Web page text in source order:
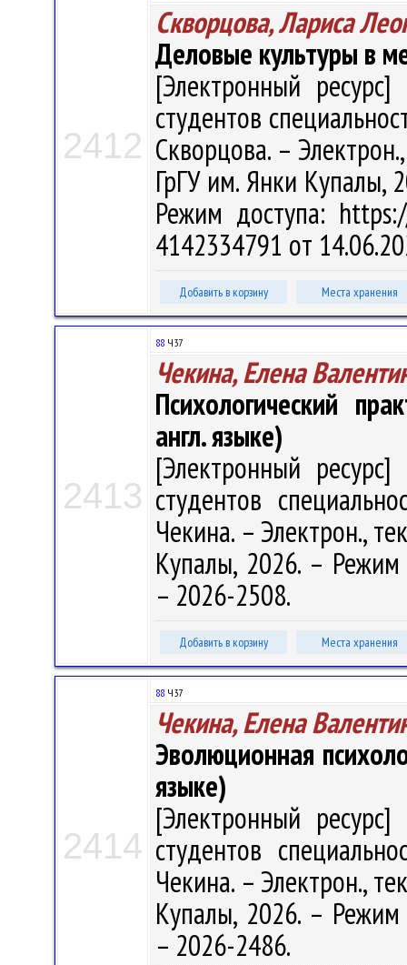
2412
Скворцова, Лариса
Деловые культуры в
[Электронный
студентов
Скворцова. –
ГрГУ им. Янки Купалы,
Режим доступа:
4142334791 от
Добавить в корзину Места хранения
2413
88 Ч37
Чекина, Елена
Психологический
англ. языке)
[Электронный
студентов
Чекина. – Электрон.,
Купалы, 2026. –
– 2026-2508.
Добавить в корзину Места хранения
2414
88 Ч37
Чекина, Елена
Эволюционная
языке)
[Электронный
студентов
Чекина. – Электрон.,
Купалы, 2026. –
– 2026-2486.